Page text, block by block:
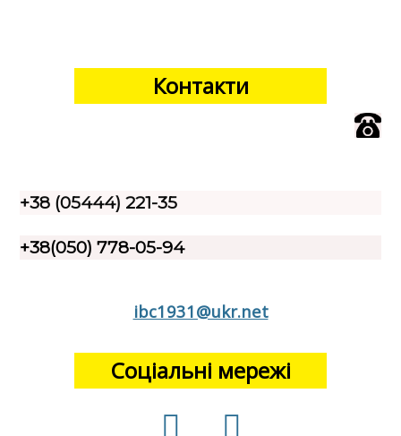
Контакти
+38 (05444) 221-35
+38(050) 778-05-94
ibc1931@ukr.net
Соціальні мережі